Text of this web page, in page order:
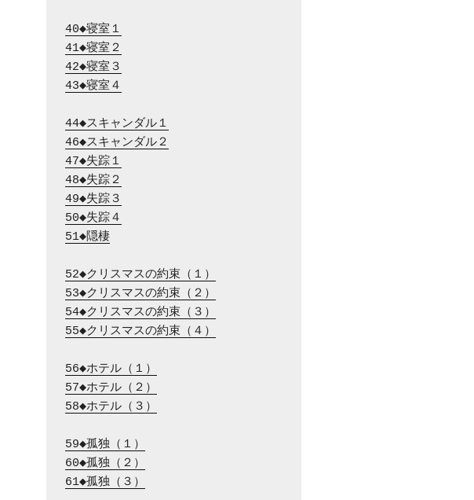
40◆寝室１
41◆寝室２
42◆寝室３
43◆寝室４
44◆スキャンダル１
46◆スキャンダル２
47◆失踪１
48◆失踪２
49◆失踪３
50◆失踪４
51◆隠棲
52◆クリスマスの約束（１）
53◆クリスマスの約束（２）
54◆クリスマスの約束（３）
55◆クリスマスの約束（４）
56◆ホテル（１）
57◆ホテル（２）
58◆ホテル（３）
59◆孤独（１）
60◆孤独（２）
61◆孤独（３）